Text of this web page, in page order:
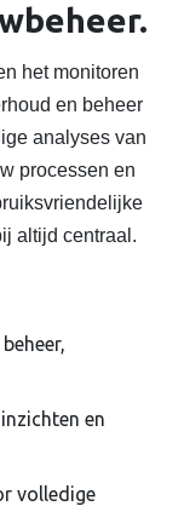
het monitoren
en beheer
analyses van
processen en
altijd centraal.
en
volledige